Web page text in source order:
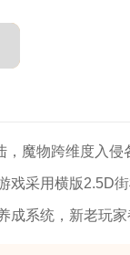
魔物跨维度入
戏采用横版2.5D
系统，新老玩家